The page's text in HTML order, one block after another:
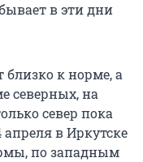
в эти дни
близко к норме, а
северных, на
север пока
в Иркутске
по западным